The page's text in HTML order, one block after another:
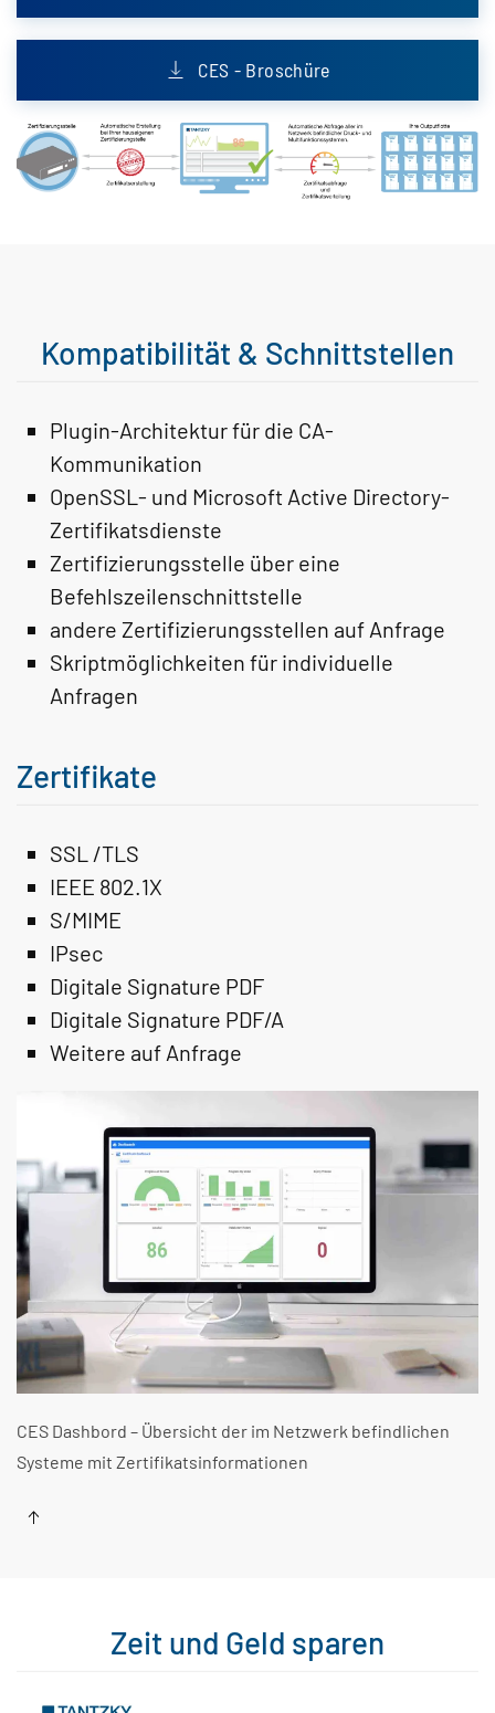
CES - Broschüre
Kompatibilität & Schnittstellen
Plugin-Architektur für die CA-
Kommunikation
OpenSSL- und Microsoft Active Directory-
Zertifikatsdienste
Zertifizierungsstelle über eine
Befehlszeilenschnittstelle
andere Zertifizierungsstellen auf Anfrage
Skriptmöglichkeiten für individuelle
Anfragen
Zertifikate
SSL /TLS
IEEE 802.1X
S/MIME
IPsec
Digitale Signature PDF
Digitale Signature PDF/A
Weitere auf Anfrage
CES Dashbord – Übersicht der im Netzwerk befindlichen
Systeme mit Zertifikatsinformationen
Zeit und Geld sparen